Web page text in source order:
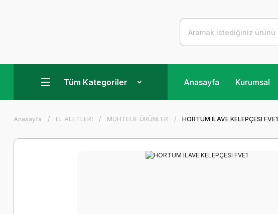
Tüm Kategoriler Anasayfa Kurumsal
Anasayfa EL ALETLERİ MUHTELİF ÜRÜNLER HORTUM ILAVE KELEPÇESI FVE1